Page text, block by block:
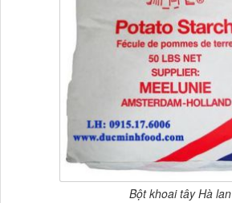
Bột khoai tây Hà lan